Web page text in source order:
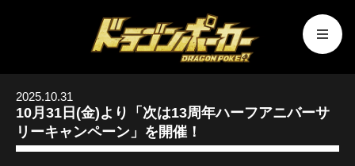
2025.10.31
10月31日(金)より「次は13周年ハーフアニバーサ
リーキャンペーン」を開催！